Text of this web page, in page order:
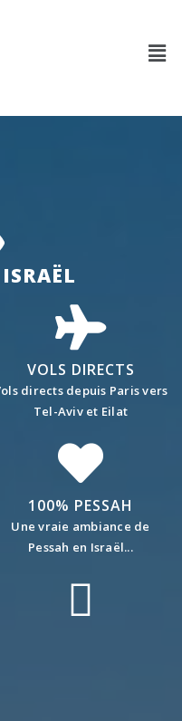
VOLS DIRECTS
directs depuis Paris vers
Tel-Aviv et Eilat
100% PESSAH
Une vraie ambiance de
Pessah en Israël...